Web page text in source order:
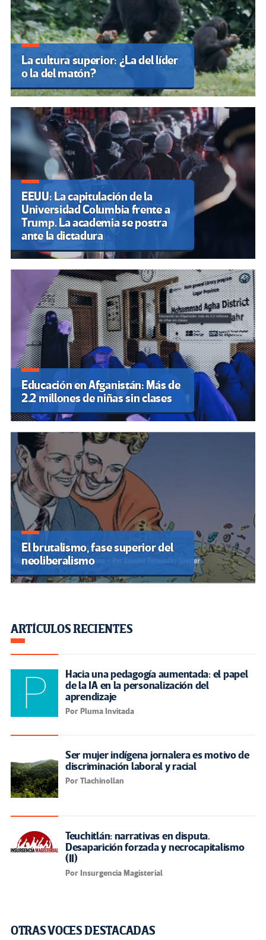
La cultura superior: ¿La del líder
o la del matón?
EEUU: La capitulación de la
Universidad Columbia frente a
Trump. La academia se postra
ante la dictadura
Educación en Afganistán: Más de
2.2 millones de niñas sin clases
El brutalismo, fase superior del
neoliberalismo
ARTÍCULOS RECIENTES
Hacia una pedagogía aumentada: el papel
de la IA en la personalización del
aprendizaje
Por Pluma Invitada
Ser mujer indígena jornalera es motivo de
discriminación laboral y racial
Por Tlachinollan
Teuchitlán: narrativas en disputa.
Desaparición forzada y necrocapitalismo
(II)
Por Insurgencia Magisterial
OTRAS VOCES DESTACADAS